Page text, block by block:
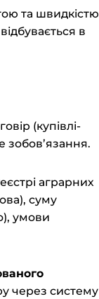
та швидкістю
в
(купівлі-
зобов’язання.
аграрних
суму
умови
через систему